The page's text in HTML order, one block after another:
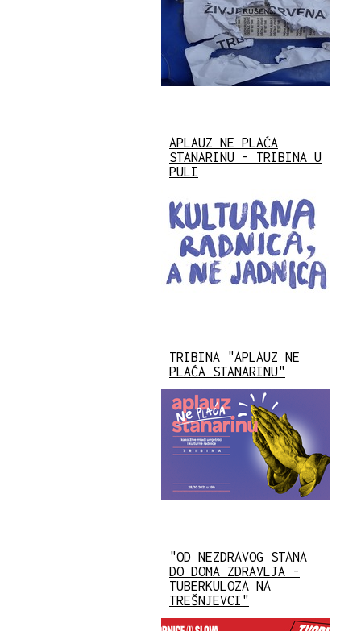
APLAUZ NE PLAĆA
STANARINU - TRIBINA U
PULI
TRIBINA "APLAUZ NE
PLAĆA STANARINU"
"OD NEZDRAVOG STANA
DO DOMA ZDRAVLJA -
TUBERKULOZA NA
TREŠNJEVCI"